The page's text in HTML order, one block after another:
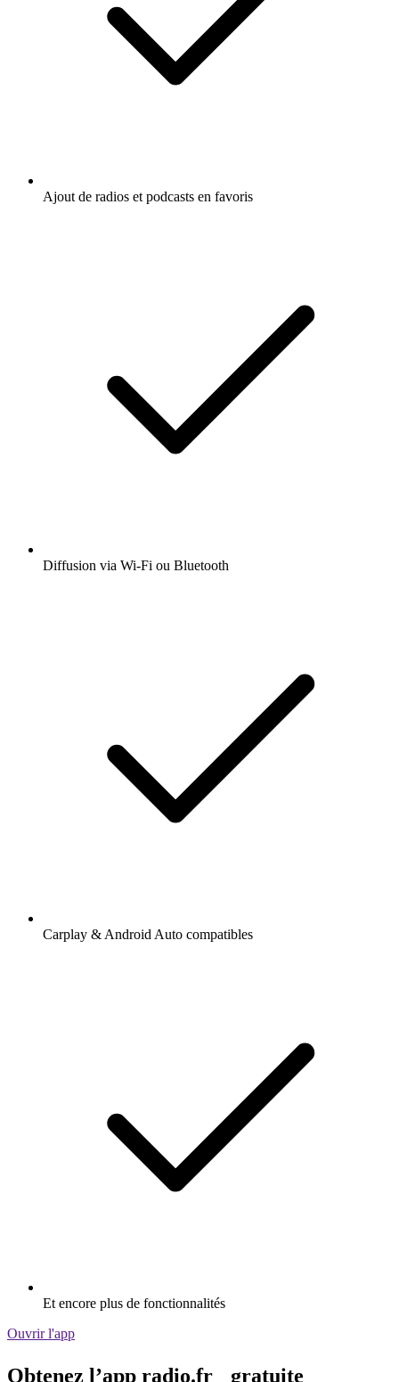
Ajout de radios et podcasts en favoris
Diffusion via Wi-Fi ou Bluetooth
Carplay & Android Auto compatibles
Et encore plus de fonctionnalités
Ouvrir l'app
Obtenez l’app radio.fr gratuite